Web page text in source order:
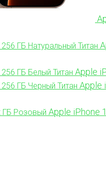
Apple
Apple
Apple iPhone